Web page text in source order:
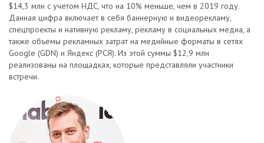
$14,3 млн с учетом НДС, что на 10% меньше, чем в 2019 году.
Данная цифра включает в себя баннерную и видеорекламу,
спецпроекты и нативную рекламу, рекламу в социальных медиа, а
также объемы рекламных затрат на медийные форматы в сетях
Google (GDN) и Яндекс (РСЯ). Из этой суммы $12,9 млн
реализованы на площадках, которые представляли участники
встречи.